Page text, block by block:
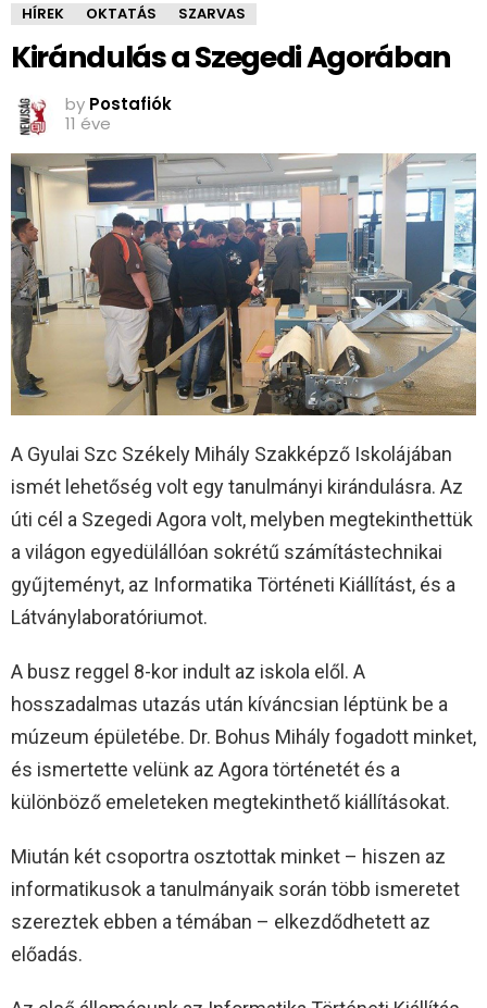
HÍREK OKTATÁS SZARVAS
Kirándulás a Szegedi Agorában
by Postafiók
11 éve
A Gyulai Szc Székely Mihály Szakképző Iskolájában
ismét lehetőség volt egy tanulmányi kirándulásra. Az
úti cél a Szegedi Agora volt, melyben megtekinthettük
a világon egyedülállóan sokrétű számítástechnikai
gyűjteményt, az Informatika Történeti Kiállítást, és a
Látványlaboratóriumot.
A busz reggel 8-kor indult az iskola elől. A
hosszadalmas utazás után kíváncsian léptünk be a
múzeum épületébe. Dr. Bohus Mihály fogadott minket,
és ismertette velünk az Agora történetét és a
különböző emeleteken megtekinthető kiállításokat.
Miután két csoportra osztottak minket – hiszen az
informatikusok a tanulmányaik során több ismeretet
szereztek ebben a témában – elkezdődhetett az
előadás.